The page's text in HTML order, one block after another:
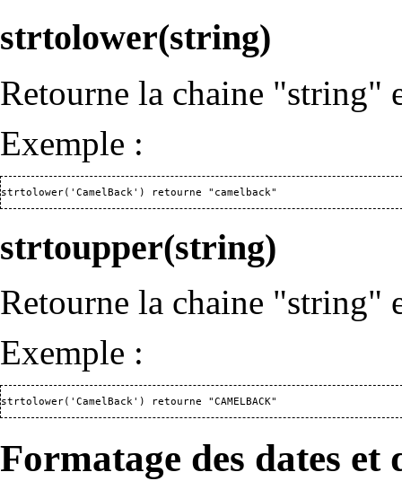
strtolower(string)
Retourne la chaine "string"
Exemple :
strtolower('CamelBack') retourne "camelback"
strtoupper(string)
Retourne la chaine "string"
Exemple :
strtolower('CamelBack') retourne "CAMELBACK"
Formatage des dates et